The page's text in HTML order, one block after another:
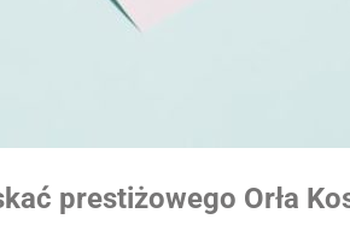
prestiżowego Orła